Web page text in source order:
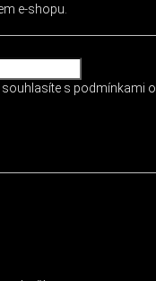
e-shopu.
s podmínkami